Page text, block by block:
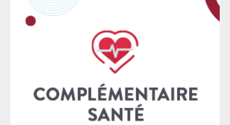
saurait jamais justifier la mise en cause personnelle
d’un·e magistrat·e, encore moins les menaces, les
campagnes de haine, les attaques racistes ou les
tentatives d’intimidation. La campagne actuellement
menée contre l’un des magistrat·es ayant participé à
cette décision fait écho aux faits jugés en première
instance, puisqu’elle repose elle aussi sur la
désignation nominative de professionnel·es du droit,
leur exposition à la vindicte publique et la banalisation
de procédés d’intimidation. Ces méthodes, aujourd’hui